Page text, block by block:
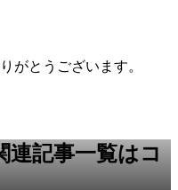
がとうございます。
連記事一覧はコ